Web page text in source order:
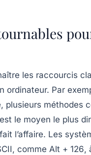
les raccourcis
ordinateur. Par
méthodes
est le moyen le plus
l’affaire. Les
comme Alt + 126,